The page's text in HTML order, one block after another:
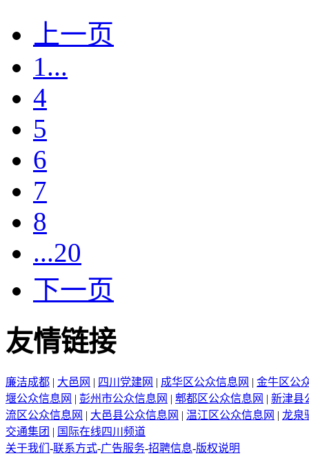
上一页
1...
4
5
6
7
8
...20
下一页
友情链接
廉洁成都 | 大邑网 | 四川党建网 | 成华区公众信息网 | 金牛区公
堰公众信息网 | 彭州市公众信息网 | 郫都区公众信息网 | 新津县
流区公众信息网 | 大邑县公众信息网 | 温江区公众信息网 | 龙泉
交通集团 | 国际在线四川频道
关于我们 -联系方式-广告服务-招聘信息-版权说明